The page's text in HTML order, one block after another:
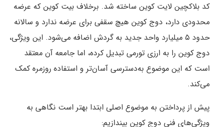
کد بلاکچین لایت کوین ساخته شد. برخلاف بیت کوین که عرضه
محدودی دارد، دوج کوین هیچ سقفی برای عرضه ندارد و سالانه
حدود ۵ میلیارد واحد جدید به گردش اضافه می‌شود. این ویژگی،
دوج کوین را به ارزی تورمی تبدیل کرده، اما جامعه آن معتقد
است که این موضوع به‌دسترسی آسان‌تر و استفاده روزمره کمک
می‌کند.
پیش از پرداختن به موضوع اصلی ابتدا بهتر است نگاهی به
ویژگی‌های فنی دوج کوین بیندازیم: